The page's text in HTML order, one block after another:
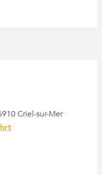
Criel-sur-Mer